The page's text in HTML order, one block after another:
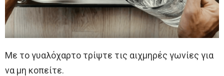
Με το γυαλόχαρτο τρίψτε τις αιχμηρές γωνίες για
να μη κοπείτε.